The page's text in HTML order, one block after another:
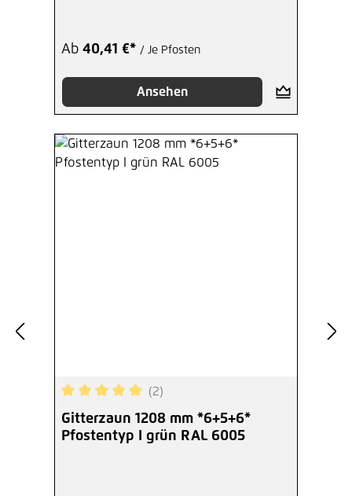
Ab 40,41 €* / Je Pfosten
Ansehen
Durchschnittliche Bewertung von 5 von 5
(2)
Gitterzaun 1208 mm *6+5+6*
Pfostentyp I grün RAL 6005